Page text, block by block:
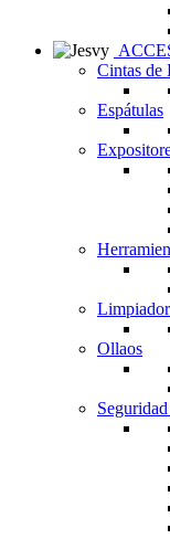
Cintas de
Espátulas
Ollaos